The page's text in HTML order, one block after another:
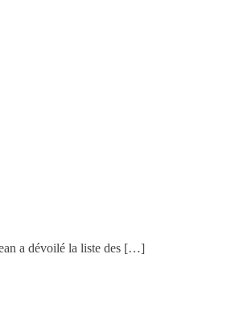
a dévoilé la liste des […]